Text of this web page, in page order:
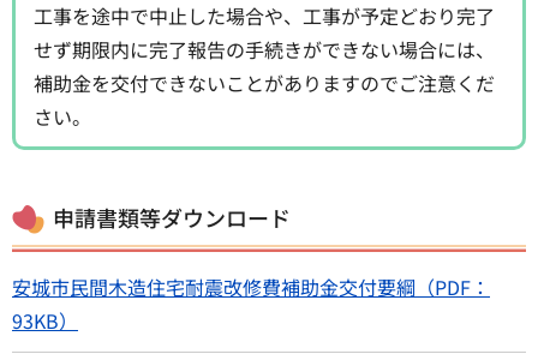
工事を途中で中止した場合や、工事が予定どおり完了
せず期限内に完了報告の手続きができない場合には、
補助金を交付できないことがありますのでご注意くだ
さい。
申請書類等ダウンロード
安城市民間木造住宅耐震改修費補助金交付要綱（PDF：
93KB）